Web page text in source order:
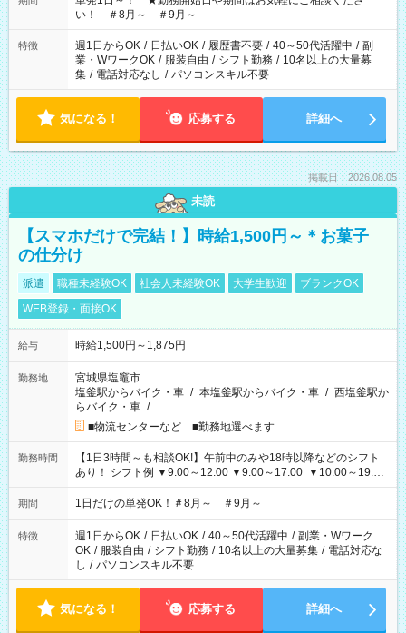
い！ ＃8月～ ＃9月～
特徴 週1日からOK / 日払いOK / 履歴書不要 / 40～50代活躍中 / 副
業・WワークOK / 服装自由 / シフト勤務 / 10名以上の大量募
集 / 電話対応なし / パソコンスキル不要
気になる！ 応募する 詳細へ
掲載日：2026.08.05
未読
【スマホだけで完結！】時給1,500円～＊お菓子
の仕分け
派遣 職種未経験OK 社会人未経験OK 大学生歓迎
ブランクOK
WEB登録・面接OK
給与 時給1,500円～1,875円
勤務地
宮城県塩竈市
塩釜駅からバイク・車 / 本塩釜駅からバイク・車 / 西塩釜駅か
らバイク・車 / …
■物流センターなど ■勤務地選べます
勤務時間
【1日3時間～も相談OK!】午前中のみや18時以降などのシフト
あり！ シフト例 ▼9:00～12:00 ▼9:00～17:00 ▼10:00～19:00
▼18:00～21:00
期間 1日だけの単発OK！＃8月～ ＃9月～
特徴 週1日からOK / 日払いOK / 40～50代活躍中 / 副業・Wワーク
OK / 服装自由 / シフト勤務 / 10名以上の大量募集 / 電話対応な
し / パソコンスキル不要
気になる！ 応募する 詳細へ